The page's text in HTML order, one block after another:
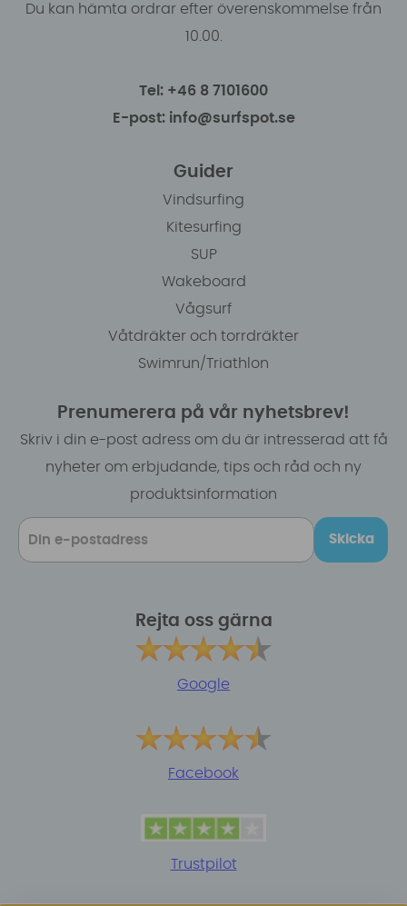
Du kan hämta ordrar efter överenskommelse från
10.00.
Tel: +46 8 7101600
E-post: info@surfspot.se
Guider
Vindsurfing
Kitesurfing
SUP
Wakeboard
Vågsurf
Våtdräkter och torrdräkter
Swimrun/Triathlon
Prenumerera på vår nyhetsbrev!
Skriv i din e-post adress om du är intresserad att få
nyheter om erbjudande, tips och råd och ny
produktsinformation
Skicka
Rejta oss gärna
Google
Facebook
Trustpilot